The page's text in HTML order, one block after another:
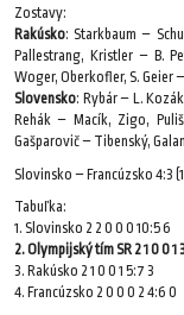
Zostavy:
Rakúsko: Starkbaum –
Pallestrang, Kristler – B.
Woger, Oberkofler, S. Geier
Slovensko: Rybár – L.
Rehák – Macík, Zigo,
Gašparovič – Tibenský,
Slovinsko – Francúzsko 4:3
Tabuľka:
1. Slovinsko 2 2 0 0 0 10:5 6
2. Olympijský tím SR 2 1 0 0 1
3. Rakúsko 2 1 0 0 1 5:7 3
4. Francúzsko 2 0 0 0 2 4:6 0